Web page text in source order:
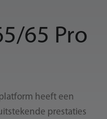
65 Pro
heeft een
prestaties